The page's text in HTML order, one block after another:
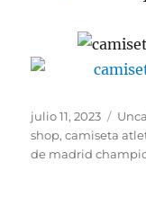
Publicado
el
julio 11, 2023
shop,camiseta
de madrid